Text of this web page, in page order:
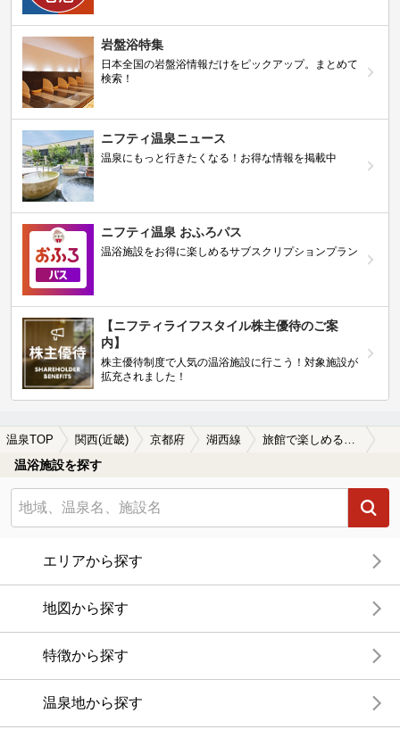
岩盤浴特集
日本全国の岩盤浴情報だけをピックアップ。まとめて
検索！
ニフティ温泉ニュース
温泉にもっと行きたくなる！お得な情報を掲載中
ニフティ温泉 おふろパス
温浴施設をお得に楽しめるサブスクリプションプラン
【ニフティライフスタイル株主優待のご案
内】
株主優待制度で人気の温浴施設に行こう！対象施設が
拡充されました！
温泉TOP 関西(近畿) 京都府 湖西線
温浴施設を探す
エリアから探す
地図から探す
特徴から探す
温泉地から探す